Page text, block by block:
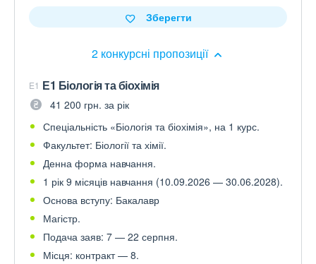
2 конкурсні пропозиції
Зберегти
E1 Е1 Біологія та біохімія
41 200 грн. за рік
Спеціальність «Біологія та біохімія», на 1 курс.
Факультет: Біології та хімії.
Денна форма навчання.
1 рік 9 місяців навчання (10.09.2026 — 30.06.2028).
Основа вступу: Бакалавр
Магістр.
Подача заяв: 7 — 22 серпня.
Місця: контракт — 8.